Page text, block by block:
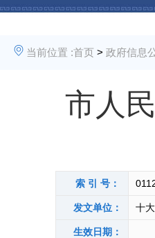
当前位置 :首页 > 政府信息
市人
索 引 号：
发文单位： 十
生效日期：